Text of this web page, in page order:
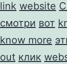
link website
смотри вот
know more
out клик